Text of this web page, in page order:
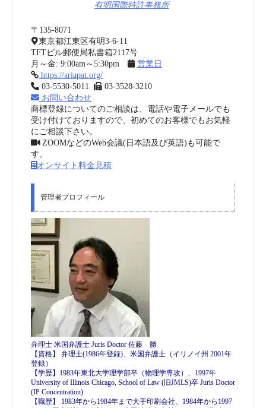
有明国際特許事務所
〒135-8071
東京都江東区有明3-6-11
TFTビル郵便局私書箱2117号
月～金: 9:00am～5:30pm
営業日
https://ariapat.org/
03-5530-5011
03-3528-3210
お問い合わせ
商標登録についてのご相談は、電話や電子メールでも
受け付けておりますので、初めてのお客様でもお気軽
にご相談下さい。
ZOOMなどのWeb会議(日本語及び英語)も可能で
す。
オンサイト料金見積
管理者プロフィール
弁理士 米国弁護士 Juris Doctor 佐藤 勝
【資格】 弁理士(1986年登録)、米国弁護士（イリノイ州 2001年
登録）
【学歴】1983年東北大学理学部卒（物理学専攻）、1997年
University of Illinois Chicago, School of Law (旧JMLS)卒 Juris Doctor
(IP Concentration)
【職歴】 1983年から1984年まで大手印刷会社、1984年から1997